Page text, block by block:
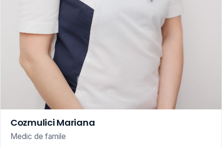
Cozmulici Mariana
Medic de famile